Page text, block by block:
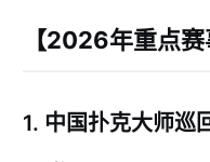
【2026年重点赛
1. 中国扑克大师巡